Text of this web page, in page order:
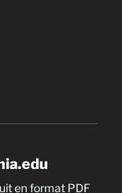
en format PDF